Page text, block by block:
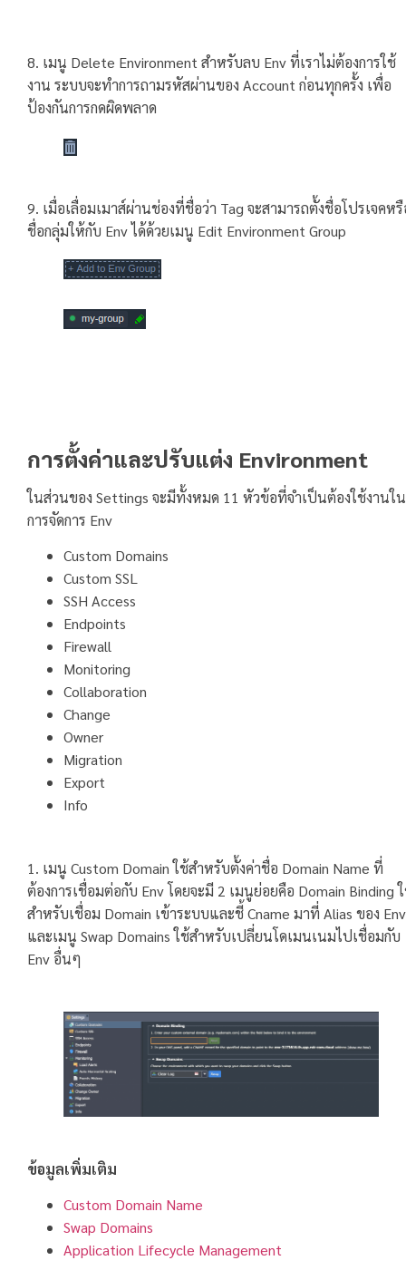
8. เมนู Delete Environment สำหรับลบ Env ที่เราไม่ต้องการใช้
งาน ระบบจะทำการถามรหัสผ่านของ Account ก่อนทุกครั้ง เพื่อ
ป้องกันการกดผิดพลาด
9. เมื่อเลื่อมเมาส์ผ่านช่องที่ชื่อว่า Tag จะสามารถตั้งชื่อโปรเจคห
ชื่อกลุ่มให้กับ Env ได้ด้วยเมนู Edit Environment Group
การตั้งค่าและปรับแต่ง Environment
ในส่วนของ Settings จะมีทั้งหมด 11 หัวข้อที่จำเป็นต้องใช้งานใน
การจัดการ Env
Custom Domains
Custom SSL
SSH Access
Endpoints
Firewall
Monitoring
Collaboration
Change
Owner
Migration
Export
Info
1. เมนู Custom Domain ใช้สำหรับตั้งค่าชื่อ Domain Name ที่
ต้องการเชื่อมต่อกับ Env โดยจะมี 2 เมนูย่อยคือ Domain Binding
สำหรับเชื่อม Domain เข้าระบบและชี้ Cname มาที่ Alias ของ Env
และเมนู Swap Domains ใช้สำหรับเปลี่ยนโดเมนเนมไปเชื่อมกับ
Env อื่นๆ
ข้อมูลเพิ่มเติม
Custom Domain Name
Swap Domains
Application Lifecycle Management